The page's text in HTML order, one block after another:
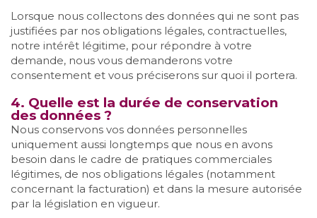
Lorsque nous collectons des données qui ne sont pas
justifiées par nos obligations légales, contractuelles,
notre intérêt légitime, pour répondre à votre
demande, nous vous demanderons votre
consentement et vous préciserons sur quoi il portera.
4. Quelle est la durée de conservation
des données ?
Nous conservons vos données personnelles
uniquement aussi longtemps que nous en avons
besoin dans le cadre de pratiques commerciales
légitimes, de nos obligations légales (notamment
concernant la facturation) et dans la mesure autorisée
par la législation en vigueur.